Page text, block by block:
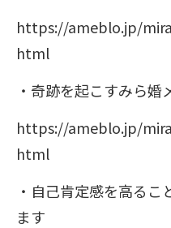
https://ameblo.jp/
html
・奇跡を起こすみら婚
https://ameblo.jp/
html
・自己肯定感を高る
ます